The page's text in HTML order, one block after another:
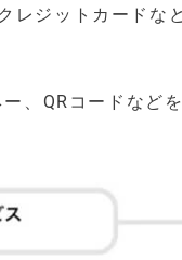
レジットカードな
、QRコードなど